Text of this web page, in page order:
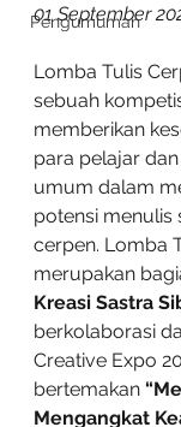
Pengumuman
01 September
Lomba Tulis
sebuah
memberikan
para pelajar
umum dalam
potensi menulis
cerpen. Lomba
merupakan
Kreasi Sastra
berkolaborasi
Creative Expo
bertemakan
Mengangkat